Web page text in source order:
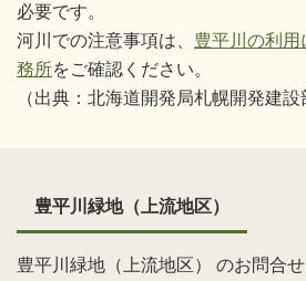
必要です。
河川での注意事項は、 豊平川の利
務所をご確認ください。
（出典：北海道開発局札幌開発建設
豊平川緑地（上流地区）
豊平川緑地（上流地区） のお問合